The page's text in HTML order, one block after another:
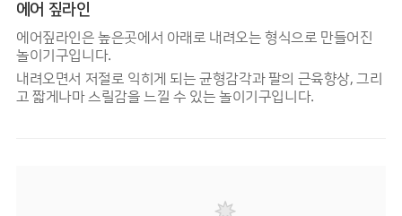
에어 짚라인
에어짚라인은 높은곳에서 아래로 내려오는 형식으로 만들어진
놀이기구입니다.
내려오면서 저절로 익히게 되는 균형감각과 팔의 근육향상, 그리
고 짧게나마 스릴감을 느낄 수 있는 놀이기구입니다.